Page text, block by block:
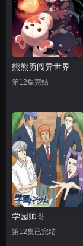
熊熊勇闯异世界
第12集完结
学园帅哥
第12集已完结